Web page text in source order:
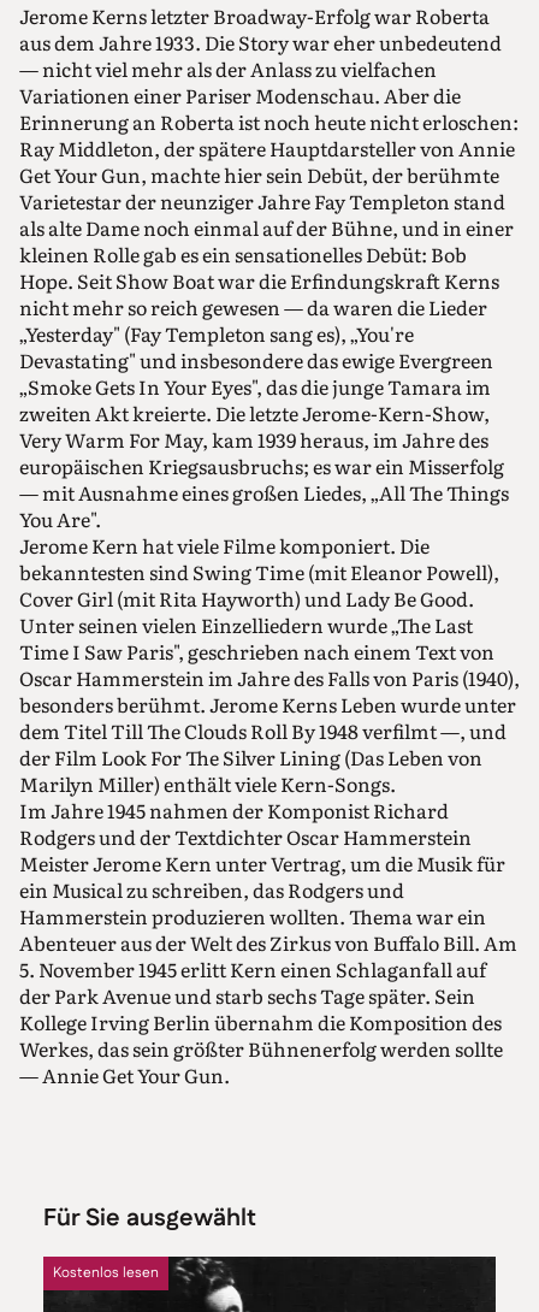
Jerome Kerns letzter Broadway-Erfolg war Roberta
aus dem Jahre 1933. Die Story war eher unbedeutend
— nicht viel mehr als der Anlass zu vielfachen
Variationen einer Pariser Modenschau. Aber die
Erinnerung an Roberta ist noch heute nicht erloschen:
Ray Middleton, der spätere Hauptdarsteller von Annie
Get Your Gun, machte hier sein Debüt, der berühmte
Varietestar der neunziger Jahre Fay Templeton stand
als alte Dame noch einmal auf der Bühne, und in einer
kleinen Rolle gab es ein sensationelles Debüt: Bob
Hope. Seit Show Boat war die Erfindungskraft Kerns
nicht mehr so reich gewesen — da waren die Lieder
„Yesterday" (Fay Templeton sang es), „You're
Devastating" und insbesondere das ewige Evergreen
„Smoke Gets In Your Eyes", das die junge Tamara im
zweiten Akt kreierte. Die letzte Jerome-Kern-Show,
Very Warm For May, kam 1939 heraus, im Jahre des
europäischen Kriegsausbruchs; es war ein Misserfolg
— mit Ausnahme eines großen Liedes, „All The Things
You Are".
Jerome Kern hat viele Filme komponiert. Die
bekanntesten sind Swing Time (mit Eleanor Powell),
Cover Girl (mit Rita Hayworth) und Lady Be Good.
Unter seinen vielen Einzelliedern wurde „The Last
Time I Saw Paris", geschrieben nach einem Text von
Oscar Hammerstein im Jahre des Falls von Paris (1940),
besonders berühmt. Jerome Kerns Leben wurde unter
dem Titel Till The Clouds Roll By 1948 verfilmt —, und
der Film Look For The Silver Lining (Das Leben von
Marilyn Miller) enthält viele Kern-Songs.
Im Jahre 1945 nahmen der Komponist Richard
Rodgers und der Textdichter Oscar Hammerstein
Meister Jerome Kern unter Vertrag, um die Musik für
ein Musical zu schreiben, das Rodgers und
Hammerstein produzieren wollten. Thema war ein
Abenteuer aus der Welt des Zirkus von Buffalo Bill. Am
5. November 1945 erlitt Kern einen Schlaganfall auf
der Park Avenue und starb sechs Tage später. Sein
Kollege Irving Berlin übernahm die Komposition des
Werkes, das sein größter Bühnenerfolg werden sollte
— Annie Get Your Gun.
Für Sie ausgewählt
Kostenlos lesen